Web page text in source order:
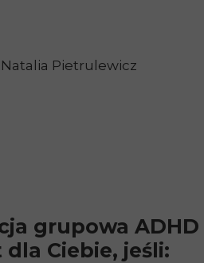
Pietrulewicz
grupowa ADHD
dla Ciebie, jeśli: